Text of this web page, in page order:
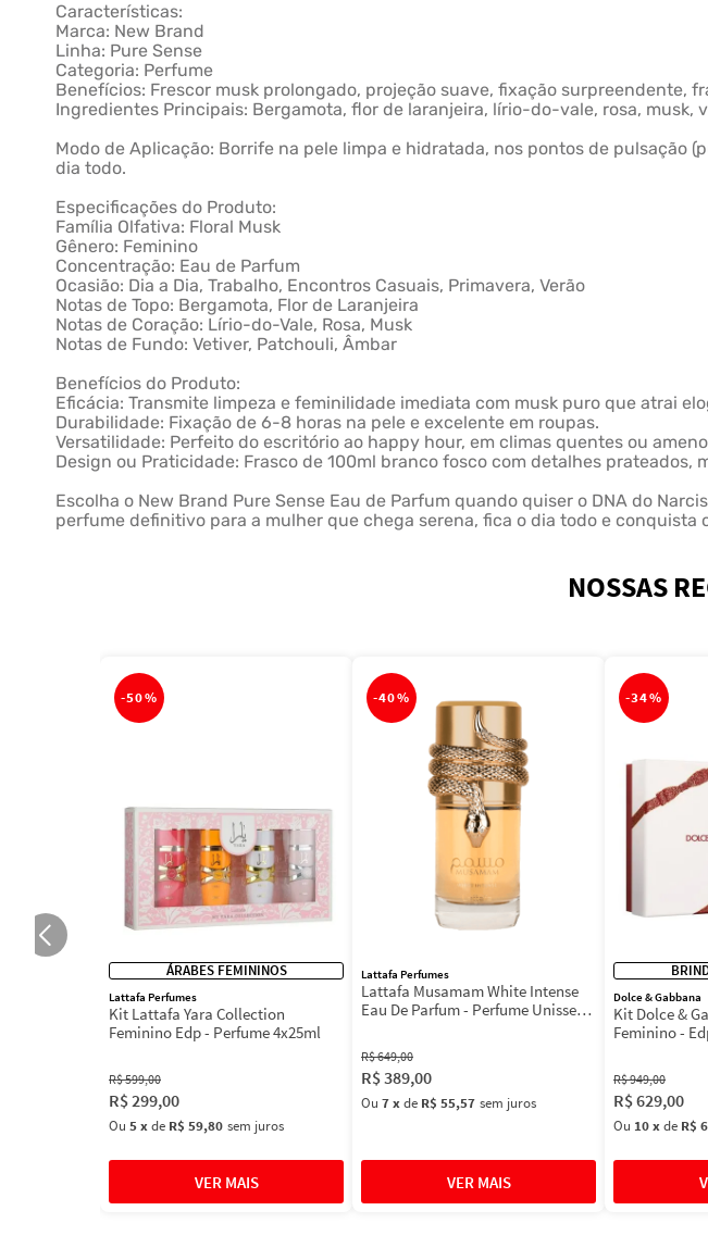
Características:
Marca: New Brand
Linha: Pure Sense
Categoria: Perfume
Benefícios: Frescor musk prolongado, projeção suave, fixação surpreendente,
Ingredientes Principais: Bergamota, flor de laranjeira, lírio-do-vale, rosa, musk,
Modo de Aplicação: Borrife na pele limpa e hidratada, nos pontos de pulsação
dia todo.
Especificações do Produto:
Família Olfativa: Floral Musk
Gênero: Feminino
Concentração: Eau de Parfum
Ocasião: Dia a Dia, Trabalho, Encontros Casuais, Primavera, Verão
Notas de Topo: Bergamota, Flor de Laranjeira
Notas de Coração: Lírio-do-Vale, Rosa, Musk
Notas de Fundo: Vetiver, Patchouli, Âmbar
Benefícios do Produto:
Eficácia: Transmite limpeza e feminilidade imediata com musk puro que atrai
Durabilidade: Fixação de 6-8 horas na pele e excelente em roupas.
Versatilidade: Perfeito do escritório ao happy hour, em climas quentes ou
Design ou Praticidade: Frasco de 100ml branco fosco com detalhes prateados,
Escolha o New Brand Pure Sense Eau de Parfum quando quiser o DNA do
perfume definitivo para a mulher que chega serena, fica o dia todo e conquista
NOSSAS
-50%
ÁRABES FEMININOS
Lattafa Perfumes
Kit Lattafa Yara Collection
Feminino Edp - Perfume 4x25ml
R$599,00
R$299,00
Ou 5xde R$ 59,80 sem juros
-40%
Lattafa Perfumes
Lattafa Musamam White Intense
Eau De Parfum - Perfume Unissex
R$649,00
R$389,00
Ou 7xde R$ 55,57 sem juros
-34%
Dolce & Gabbana
Kit Dolce &
Feminino -
R$949,00
R$629,00
Ou 10xde R$